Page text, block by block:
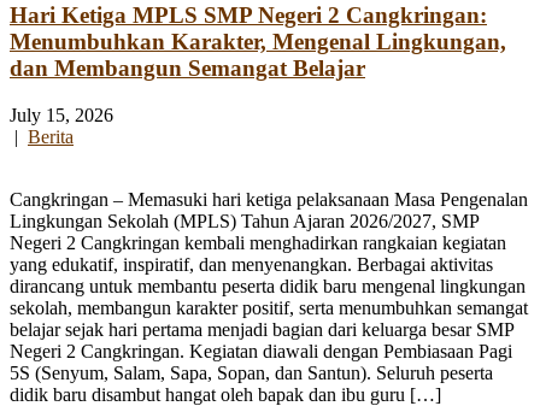
Hari Ketiga MPLS SMP Negeri 2 Cangkringan:
Menumbuhkan Karakter, Mengenal Lingkungan,
dan Membangun Semangat Belajar
July 15, 2026
| Berita
Cangkringan – Memasuki hari ketiga pelaksanaan Masa Pengenalan
Lingkungan Sekolah (MPLS) Tahun Ajaran 2026/2027, SMP
Negeri 2 Cangkringan kembali menghadirkan rangkaian kegiatan
yang edukatif, inspiratif, dan menyenangkan. Berbagai aktivitas
dirancang untuk membantu peserta didik baru mengenal lingkungan
sekolah, membangun karakter positif, serta menumbuhkan semangat
belajar sejak hari pertama menjadi bagian dari keluarga besar SMP
Negeri 2 Cangkringan. Kegiatan diawali dengan Pembiasaan Pagi
5S (Senyum, Salam, Sapa, Sopan, dan Santun). Seluruh peserta
didik baru disambut hangat oleh bapak dan ibu guru […]